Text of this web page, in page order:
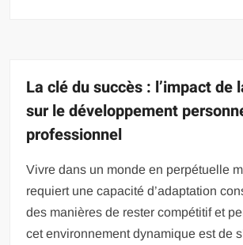
La clé du succès : l’impact de
sur le développement
professionnel
Vivre dans un monde en perpétuelle
requiert une capacité d’adaptation
des manières de rester compétitif et
cet environnement dynamique est de